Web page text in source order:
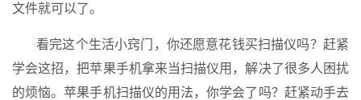
文件就可以了。
看完这个生活小窍门，你还愿意花钱买扫描仪吗？赶紧
学会这招，把苹果手机拿来当扫描仪用，解决了很多人困扰
的烦恼。苹果手机扫描仪的用法，你学会了吗？赶紧动手去